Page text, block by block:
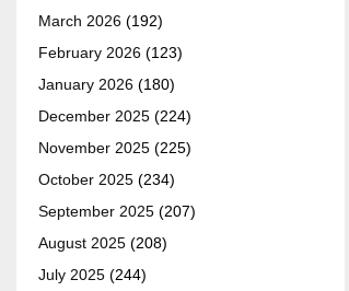
March 2026 (192)
February 2026 (123)
January 2026 (180)
December 2025 (224)
November 2025 (225)
October 2025 (234)
September 2025 (207)
August 2025 (208)
July 2025 (244)